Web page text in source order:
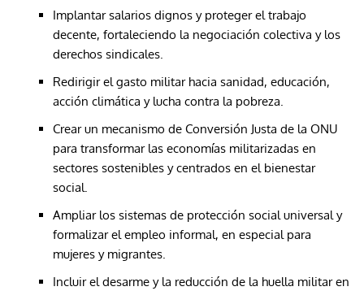
Implantar salarios dignos y proteger el trabajo
decente, fortaleciendo la negociación colectiva y los
derechos sindicales.
Redirigir el gasto militar hacia sanidad, educación,
acción climática y lucha contra la pobreza.
Crear un mecanismo de Conversión Justa de la ONU
para transformar las economías militarizadas en
sectores sostenibles y centrados en el bienestar
social.
Ampliar los sistemas de protección social universal y
formalizar el empleo informal, en especial para
mujeres y migrantes.
Incluir el desarme y la reducción de la huella militar en